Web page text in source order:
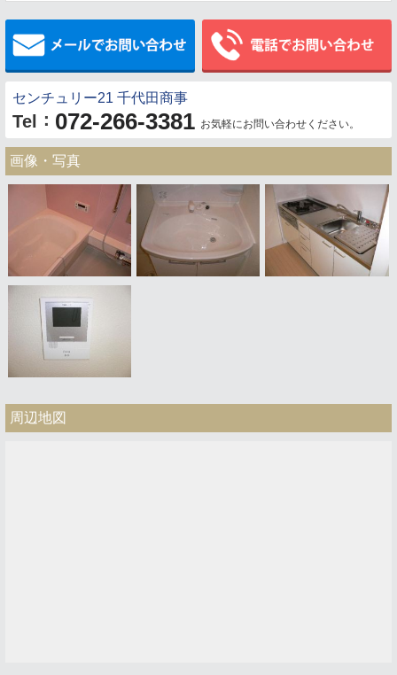
メールでお問い合わせ
センチュリー21 千代田商事
Tel ： 072-266-3381 お気軽にお問い合わせください。
画像・写真
周辺地図